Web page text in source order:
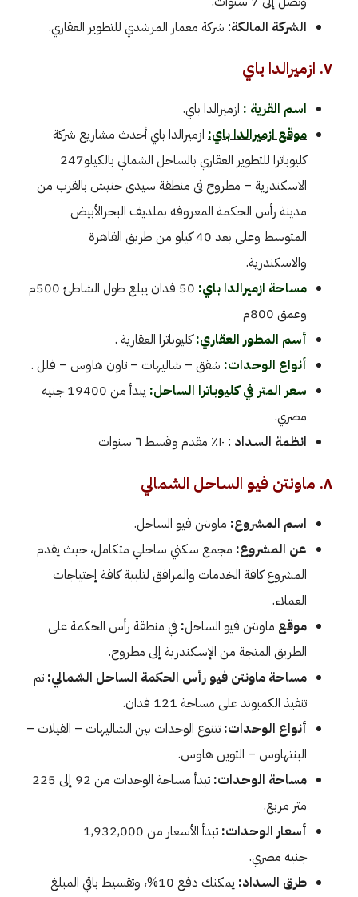
الشركة المالكة: شركة معمار المرشدي للتطوير العقاري.
٧. ازميرالدا باي
اسم القرية : ازميرالدا باي.
موقع ازميرالدا باي: ازميرالدا باي أحدث مشاريع شركة
كليوباترا للتطوير العقاري بالساحل الشمالي بالكيلو247
الاسكندرية – مطروح فى منطقة سيدى حنيش بالقرب من
مدينة رأس الحكمة المعروفه بملديف البحرالأبيض
المتوسط وعلى بعد 40 كيلو من طريق القاهرة
والاسكندرية.
مساحة ازميرالدا باي:
50 فدان يبلغ طول الشاطئ 500م
وعمق 800م
أسم المطور العقاري:كليوباترا العقارية .
أنواع الوحدات: شقق – شاليهات – تاون هاوس – فلل .
سعر المتر في كليوباترا الساحل:
يبدأ من 19400 جنيه
مصري.
انظمة السداد : ١٠٪ مقدم وقسط ٦ سنوات
٨. ماونتن فيو الساحل الشمالي
اسم المشروع: ماونتن فيو الساحل.
عن المشروع: مجمع سكني ساحلي متكامل، حيث يقدم
المشروع كافة الخدمات والمرافق لتلبية كافة إحتياجات
العملاء.
موقع ماونتن فيو الساحل: في منطقة رأس الحكمة على
الطريق المتجة من الإسكندرية إلى مطروح.
مساحة ماونتن فيو رأس الحكمة الساحل الشمالي: تم
تنفيذ الكمبوند على مساحة 121 فدان.
أنواع الوحدات: تتنوع الوحدات بين الشاليهات – الفيلات –
البنتهاوس – التوين هاوس.
مساحة الوحدات:
تبدأ مساحة الوحدات من 92 إلى 225
متر مربع.
أسعار الوحدات:
تبدأ الأسعار من 1,932,000
جنيه مصري.
طرق السداد:
يمكنك دفع 10%، وتقسيط باقي المبلغ